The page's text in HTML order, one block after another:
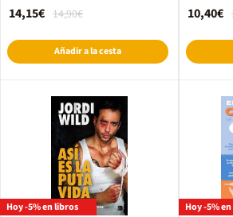
14,90€
14,15€
Añadir a la cesta
10,40€
Hoy -5% en libros Hoy -5%